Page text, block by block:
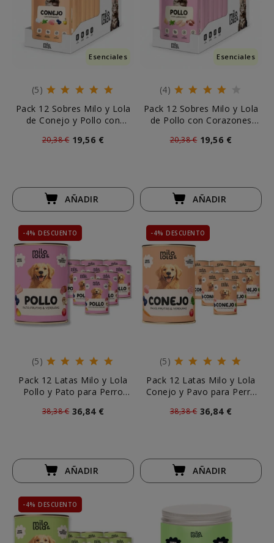
Esenciales
(5)
Pack 12 Sobres Milo y Lola
de Conejo y Pollo con
20,38 € 19,56 €
AÑADIR
Esenciales
(4)
Pack 12 Sobres Milo y Lola
de Pollo con Corazones
20,38 € 19,56 €
AÑADIR
-4% DESCUENTO
(5)
Pack 12 Latas Milo y Lola
Pollo y Pato para Perro
38,38 € 36,84 €
AÑADIR
-4% DESCUENTO
(5)
Pack 12 Latas Milo y Lola
Conejo y Pavo para Perro
38,38 € 36,84 €
AÑADIR
-4% DESCUENTO